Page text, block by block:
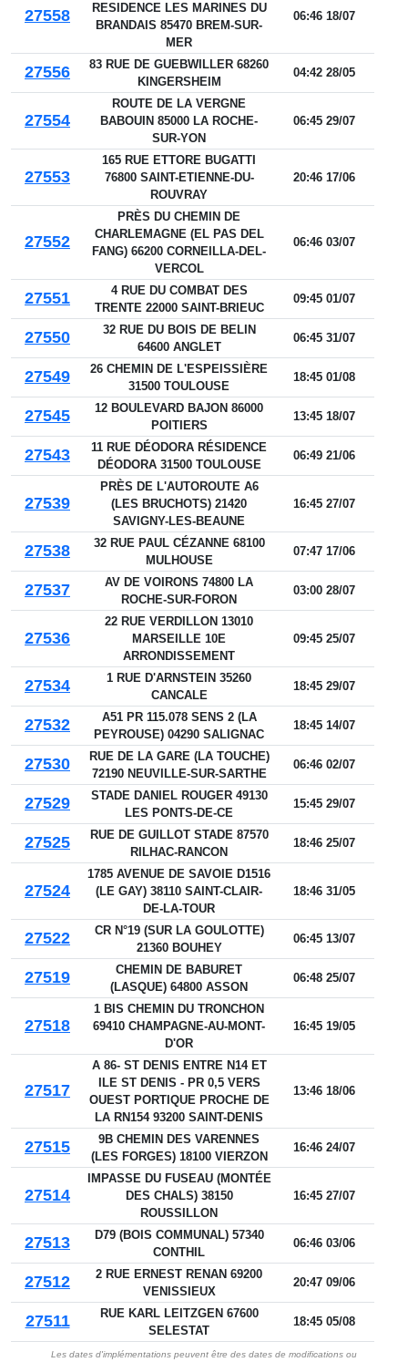
27558
RESIDENCE LES MARINES DU
BRANDAIS 85470 BREM-SUR-
MER
06:46 18/07
27556
83 RUE DE GUEBWILLER 68260
KINGERSHEIM
04:42 28/05
27554
ROUTE DE LA VERGNE
BABOUIN 85000 LA ROCHE-
SUR-YON
06:45 29/07
27553
165 RUE ETTORE BUGATTI
76800 SAINT-ETIENNE-DU-
ROUVRAY
20:46 17/06
27552
PRÈS DU CHEMIN DE
CHARLEMAGNE (EL PAS DEL
FANG) 66200 CORNEILLA-DEL-
VERCOL
06:46 03/07
27551
4 RUE DU COMBAT DES
TRENTE 22000 SAINT-BRIEUC
09:45 01/07
27550
32 RUE DU BOIS DE BELIN
64600 ANGLET
06:45 31/07
27549
26 CHEMIN DE L'ESPEISSIÈRE
31500 TOULOUSE
18:45 01/08
27545
12 BOULEVARD BAJON 86000
POITIERS
13:45 18/07
27543
11 RUE DÉODORA RÉSIDENCE
DÉODORA 31500 TOULOUSE
06:49 21/06
27539
PRÈS DE L'AUTOROUTE A6
(LES BRUCHOTS) 21420
SAVIGNY-LES-BEAUNE
16:45 27/07
27538
32 RUE PAUL CÉZANNE 68100
MULHOUSE
07:47 17/06
27537
AV DE VOIRONS 74800 LA
ROCHE-SUR-FORON
03:00 28/07
27536
22 RUE VERDILLON 13010
MARSEILLE 10E
ARRONDISSEMENT
09:45 25/07
27534
1 RUE D'ARNSTEIN 35260
CANCALE
18:45 29/07
27532
A51 PR 115.078 SENS 2 (LA
PEYROUSE) 04290 SALIGNAC
18:45 14/07
27530
RUE DE LA GARE (LA TOUCHE)
72190 NEUVILLE-SUR-SARTHE
06:46 02/07
27529
STADE DANIEL ROUGER 49130
LES PONTS-DE-CE
15:45 29/07
27525
RUE DE GUILLOT STADE 87570
RILHAC-RANCON
18:46 25/07
27524
1785 AVENUE DE SAVOIE D1516
(LE GAY) 38110 SAINT-CLAIR-
DE-LA-TOUR
18:46 31/05
27522
CR N°19 (SUR LA GOULOTTE)
21360 BOUHEY
06:45 13/07
27519
CHEMIN DE BABURET
(LASQUE) 64800 ASSON
06:48 25/07
27518
1 BIS CHEMIN DU TRONCHON
69410 CHAMPAGNE-AU-MONT-
D'OR
16:45 19/05
27517
A 86- ST DENIS ENTRE N14 ET
ILE ST DENIS - PR 0,5 VERS
OUEST PORTIQUE PROCHE DE
LA RN154 93200 SAINT-DENIS
13:46 18/06
27515
9B CHEMIN DES VARENNES
(LES FORGES) 18100 VIERZON
16:46 24/07
27514
IMPASSE DU FUSEAU (MONTÉE
DES CHALS) 38150
ROUSSILLON
16:45 27/07
27513
D79 (BOIS COMMUNAL) 57340
CONTHIL
06:46 03/06
27512
2 RUE ERNEST RENAN 69200
VENISSIEUX
20:47 09/06
27511
RUE KARL LEITZGEN 67600
SELESTAT
18:45 05/08
Les dates d'implémentations peuvent être des dates de modifications ou